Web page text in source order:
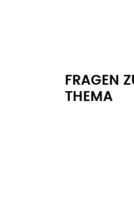
FRAGEN
THEMA